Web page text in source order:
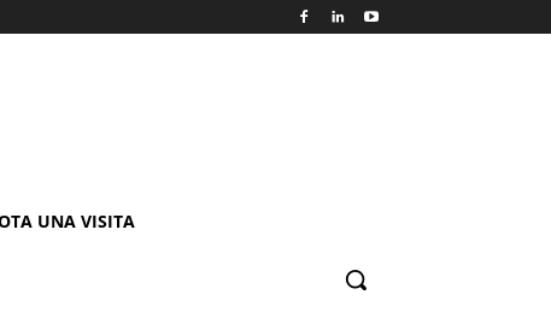
UNA VISITA